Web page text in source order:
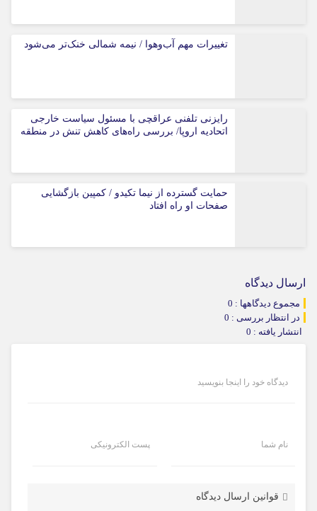
تغییرات مهم آب‌وهوا / نیمه شمالی خنک‌تر می‌شود
رایزنی تلفنی عراقچی با مسئول سیاست خارجی
اتحادیه اروپا/ بررسی راه‌های کاهش تنش در منطقه
حمایت گسترده از نیما تکیدو / کمپین بازگشایی
صفحات او راه افتاد
ارسال دیدگاه
مجموع دیدگاهها : 0
در انتظار بررسی : 0
انتشار یافته : 0
دیدگاه خود را اینجا بنویسید
نام شما پست الکترونیکی
قوانین ارسال دیدگاه